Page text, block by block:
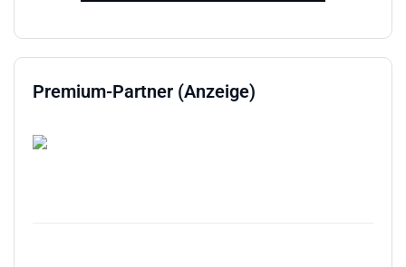
Premium-Partner (Anzeige)